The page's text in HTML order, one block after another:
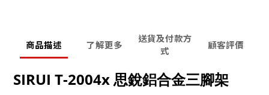
商品描述 了解更多
送貨及付款方
式
顧客評價
SIRUI T-2004x 思銳鋁合金三腳架